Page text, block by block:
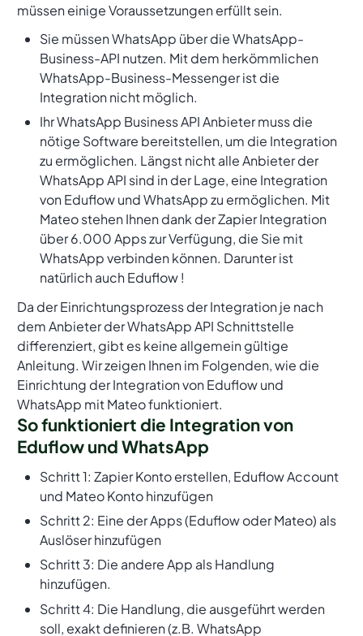
müssen einige Voraussetzungen erfüllt sein.
Sie müssen WhatsApp über die WhatsApp-
Business-API nutzen. Mit dem herkömmlichen
WhatsApp-Business-Messenger ist die
Integration nicht möglich.
Ihr WhatsApp Business API Anbieter muss die
nötige Software bereitstellen, um die Integration
zu ermöglichen. Längst nicht alle Anbieter der
WhatsApp API sind in der Lage, eine Integration
von Eduflow und WhatsApp zu ermöglichen. Mit
Mateo stehen Ihnen dank der Zapier Integration
über 6.000 Apps zur Verfügung, die Sie mit
WhatsApp verbinden können. Darunter ist
natürlich auch Eduflow !
Da der Einrichtungsprozess der Integration je nach
dem Anbieter der WhatsApp API Schnittstelle
differenziert, gibt es keine allgemein gültige
Anleitung. Wir zeigen Ihnen im Folgenden, wie die
Einrichtung der Integration von Eduflow und
WhatsApp mit Mateo funktioniert.
So funktioniert die Integration von
Eduflow und WhatsApp
Schritt 1: Zapier Konto erstellen, Eduflow Account
und Mateo Konto hinzufügen
Schritt 2: Eine der Apps (Eduflow oder Mateo) als
Auslöser hinzufügen
Schritt 3: Die andere App als Handlung
hinzufügen.
Schritt 4: Die Handlung, die ausgeführt werden
soll, exakt definieren (z.B. WhatsApp